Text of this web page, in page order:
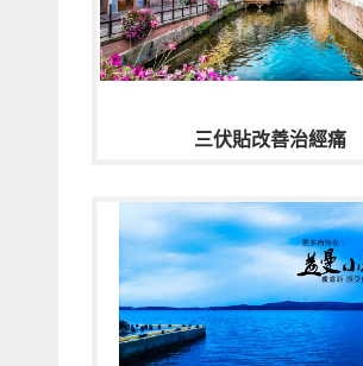
三伏貼改善治經痛